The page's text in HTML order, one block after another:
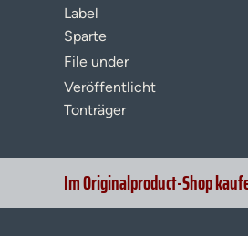
Label
Sparte
File under
Veröffentlicht
Tonträger
Im Originalproduct-Shop